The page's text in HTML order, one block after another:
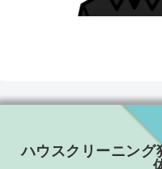
ハウスクリーニング